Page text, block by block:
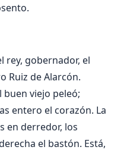
rey, gobernador, el
Ruiz de Alarcón.
viejo peleó;
entero el corazón. La
en derredor, los
el bastón. Está,